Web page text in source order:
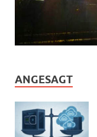
ANGESAGT